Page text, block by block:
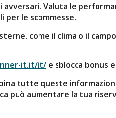
Valuta le
per le scommesse.
come il clima o il
it.it/it/ e sblocca bonus
tutte queste
può aumentare la tua